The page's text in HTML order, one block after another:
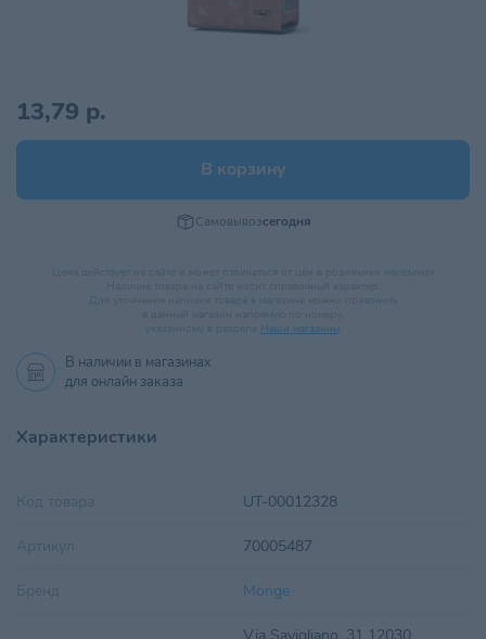
13,79 р.
В корзину
Самовывозсегодня
Наши магазины.
В наличии в магазинах
для онлайн заказа
Характеристики
UT-00012328
70005487
Monge